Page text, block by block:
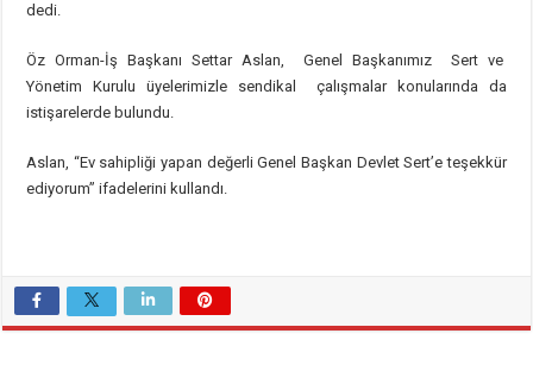
dedi.
Öz Orman-İş Başkanı Settar Aslan, Genel Başkanımız Sert ve
Yönetim Kurulu üyelerimizle sendikal çalışmalar konularında da
istişarelerde bulundu.
Aslan, “Ev sahipliği yapan değerli Genel Başkan Devlet Sert’e teşekkür
ediyorum” ifadelerini kullandı.